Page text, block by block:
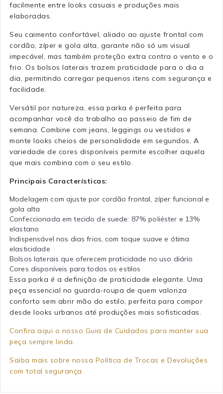
facilmente entre looks casuais e produções mais
elaboradas.
Seu caimento confortável, aliado ao ajuste frontal com
cordão, zíper e gola alta, garante não só um visual
impecável, mas também proteção extra contra o vento e o
frio. Os bolsos laterais trazem praticidade para o dia a
dia, permitindo carregar pequenos itens com segurança e
facilidade.
Versátil por natureza, essa parka é perfeita para
acompanhar você do trabalho ao passeio de fim de
semana. Combine com jeans, leggings ou vestidos e
monte looks cheios de personalidade em segundos. A
variedade de cores disponíveis permite escolher aquela
que mais combina com o seu estilo.
Principais Características:
Modelagem com ajuste por cordão frontal, zíper funcional e
gola alta
Confeccionada em tecido de suede: 87% poliéster e 13%
elastano
Indispensável nos dias frios, com toque suave e ótima
elasticidade
Bolsos laterais que oferecem praticidade no uso diário
Cores disponíveis para todos os estilos
Essa parka é a definição de praticidade elegante. Uma
peça essencial no guarda-roupa de quem valoriza
conforto sem abrir mão do estilo, perfeita para compor
desde looks urbanos até produções mais sofisticadas.
Confira aqui o nosso Guia de Cuidados para manter sua
peça sempre linda.
Saiba mais sobre nossa Política de Trocas e Devoluções
com total segurança.